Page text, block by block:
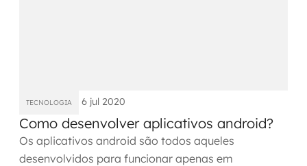
TECNOLOGIA 6 jul 2020
Como desenvolver aplicativos android?
Os aplicativos android são todos aqueles
desenvolvidos para funcionar apenas em